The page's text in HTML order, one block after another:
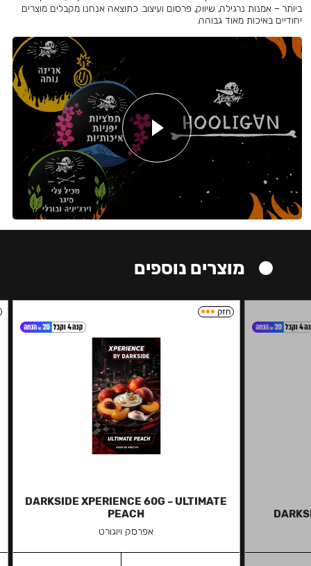
ביותר – אמנות נרגילה, שיווק, פרסום ועיצוב. כתוצאה אנחנו מקבלים מוצרים
יחודיים באיכות מאוד גבוהה.
מוצרים נוספים
חזק
DARKSIDE XPERIENCE 60G – ULTIMATE
PEACH
אפרסק ויוגורט